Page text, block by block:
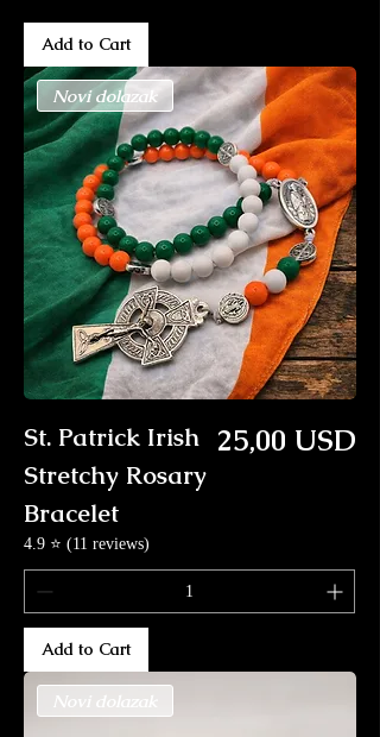
Add to Cart
Novi dolazak
St. Patrick Irish
Stretchy Rosary
Bracelet
Price
25,00 USD
4.9 ⭐ (11 reviews)
Add to Cart
Novi dolazak